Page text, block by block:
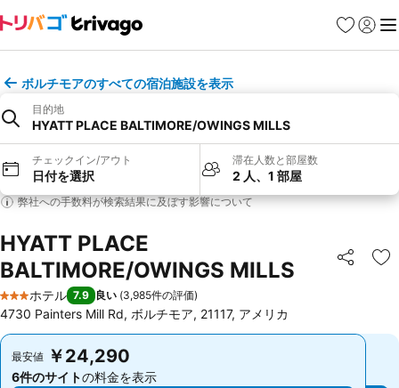
お気に入り
ログイ
メ
ボルチモアのすべての宿泊施設を表示
目的地
HYATT PLACE BALTIMORE/OWINGS MILLS
チェックイン/アウト
日付を選択
滞在人数と部屋数
2 人、1 部屋
弊社への手数料が検索結果に及ぼす影響について
HYATT PLACE
BALTIMORE/OWINGS MILLS
シェア お
3 ホテルのランク
ホテル 7.9 良い (3,985件の評価)
4730 Painters Mill Rd, ボルチモア, 21117, アメリカ
最安値 ￥24,290
6件のサイトの料金を表示
最安値 ￥24,290
6件のサイトの料金を表示